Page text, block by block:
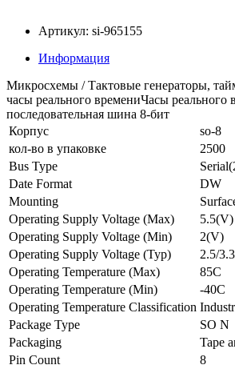
Артикул: si-965155
Информация
Микросхемы / Тактовые генераторы,
часы реального времениЧасы реального
последовательная шина 8-бит
Корпус
so-8
кол-во в упаковке
2500
Bus Type
Date Format
DW
Mounting
Operating Supply Voltage (Max)
5.5(V)
Operating Supply Voltage (Min)
2(V)
Operating Supply Voltage (Typ)
2.5/
Operating Temperature (Max)
85C
Operating Temperature (Min)
-40C
Operating Temperature Classification
Package Type
SO N
Packaging
Tape
Pin Count
8